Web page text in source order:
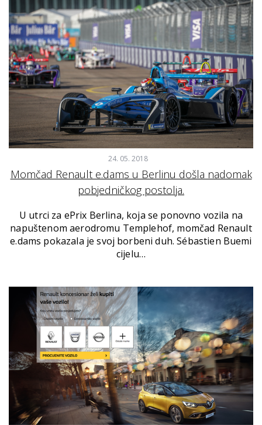
24. 05. 2018
Momčad Renault e.dams u Berlinu došla nadomak
pobjedničkog postolja.
U utrci za ePrix Berlina, koja se ponovno vozila na
napuštenom aerodromu Templehof, momčad Renault
e.dams pokazala je svoj borbeni duh. Sébastien Buemi
cijelu…